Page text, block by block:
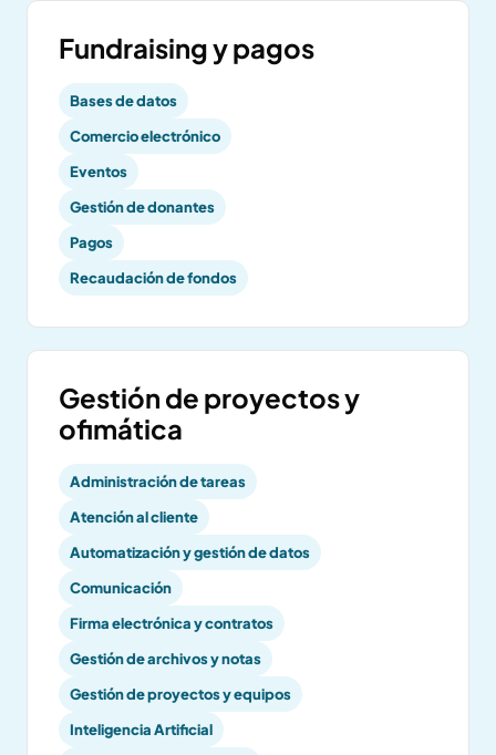
Fundraising y pagos
Bases de datos
Comercio electrónico
Eventos
Gestión de donantes
Pagos
Recaudación de fondos
Gestión de proyectos y
ofimática
Administración de tareas
Atención al cliente
Automatización y gestión de datos
Comunicación
Firma electrónica y contratos
Gestión de archivos y notas
Gestión de proyectos y equipos
Inteligencia Artificial